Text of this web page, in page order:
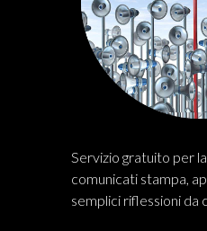
Servizio gratuito per
comunicati stampa,
semplici riflessioni da